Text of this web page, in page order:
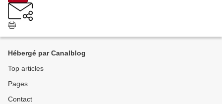
Hébergé par Canalblog
Top articles
Pages
Contact